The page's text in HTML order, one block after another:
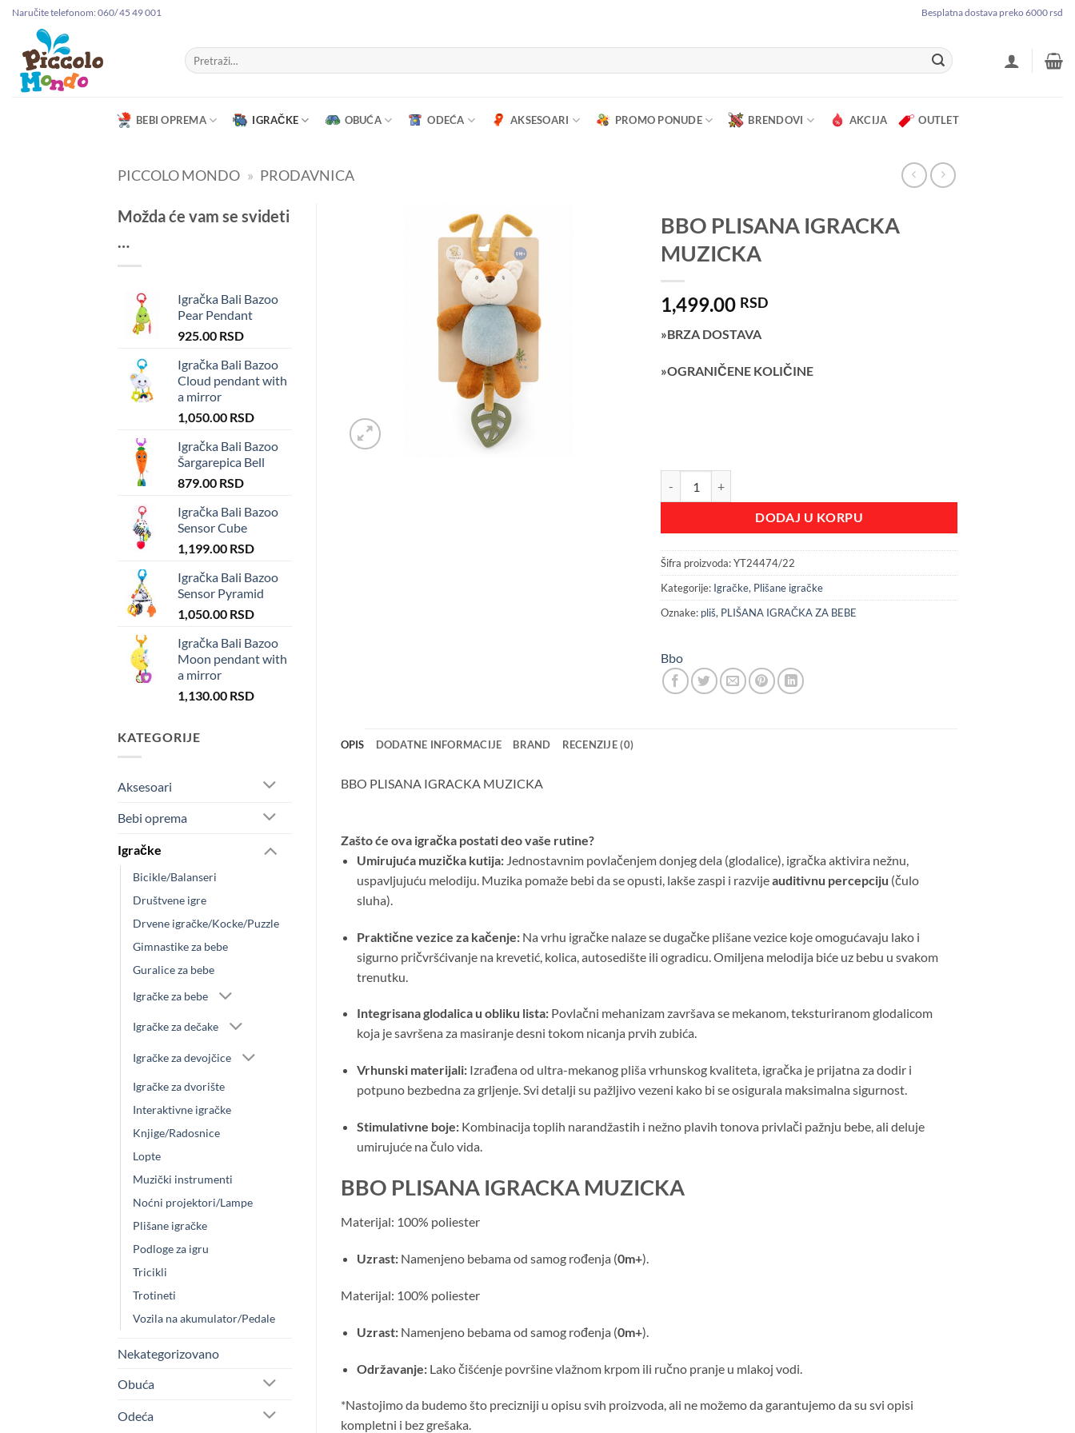
Preskoči
sadržaj
Naručite telefonom: 060/ 45 49 001 Besplatna dostava preko 6000 rsd
Pretraga
za:
BEBI OPREMA IGRAČKE OBUĆA ODEĆA AKSESOARI PROMO PONUDE BRENDOVI AKCIJA OUTLET
PICCOLO MONDO » PRODAVNICA
Možda će vam se svideti
…
Igračka Bali Bazoo
Pear Pendant
925.00 RSD
Igračka Bali Bazoo
Cloud pendant with
a mirror
1,050.00 RSD
Igračka Bali Bazoo
Šargarepica Bell
879.00 RSD
Igračka Bali Bazoo
Sensor Cube
1,199.00 RSD
Igračka Bali Bazoo
Sensor Pyramid
1,050.00 RSD
Igračka Bali Bazoo
Moon pendant with
a mirror
1,130.00 RSD
KATEGORIJE
Aksesoari
Bebi oprema
Igračke
Bicikle/Balanseri
Društvene igre
Drvene igračke/Kocke/Puzzle
Gimnastike za bebe
Guralice za bebe
Igračke za bebe
Igračke za dečake
Igračke za devojčice
Igračke za dvorište
Interaktivne igračke
Knjige/Radosnice
Lopte
Muzički instrumenti
Noćni projektori/Lampe
Plišane igračke
Podloge za igru
Tricikli
Trotineti
Vozila na akumulator/Pedale
Nekategorizovano
Obuća
Odeća
BBO PLISANA IGRACKA
MUZICKA
1,499.00 RSD
»BRZA DOSTAVA
»OGRANIČENE KOLIČINE
DODAJ U KORPU
Šifra proizvoda:YT24474/22
Kategorije: Igračke, Plišane igračke
Oznake: pliš, PLIŠANA IGRAČKA ZA BEBE
Bbo
OPIS DODATNE INFORMACIJE BRAND RECENZIJE (0)
BBO PLISANA IGRACKA MUZICKA
Zašto će ova igračka postati deo vaše rutine?
Umirujuća muzička kutija: Jednostavnim povlačenjem donjeg dela (glodalice), igračka aktivira nežnu,
uspavljujuću melodiju. Muzika pomaže bebi da se opusti, lakše zaspi i razvijeauditivnu percepciju (čulo
sluha).
Praktične vezice za kačenje: Na vrhu igračke nalaze se dugačke plišane vezice koje omogućavaju lako i
sigurno pričvršćivanje na krevetić, kolica, autosedište ili ogradicu. Omiljena melodija biće uz bebu u svakom
trenutku.
Integrisana glodalica u obliku lista: Povlačni mehanizam završava se mekanom, teksturiranom glodalicom
koja je savršena za masiranje desni tokom nicanja prvih zubića.
Vrhunski materijali: Izrađena od ultra-mekanog pliša vrhunskog kvaliteta, igračka je prijatna za dodir i
potpuno bezbedna za grljenje. Svi detalji su pažljivo vezeni kako bi se osigurala maksimalna sigurnost.
Stimulativne boje: Kombinacija toplih narandžastih i nežno plavih tonova privlači pažnju bebe, ali deluje
umirujuće na čulo vida.
BBO PLISANA IGRACKA MUZICKA
Materijal: 100% poliester
Uzrast: Namenjeno bebama od samog rođenja (0m+).
Materijal: 100% poliester
Uzrast: Namenjeno bebama od samog rođenja (0m+).
Održavanje: Lako čišćenje površine vlažnom krpom ili ručno pranje u mlakoj vodi.
*Nastojimo da budemo što precizniji u opisu svih proizvoda, ali ne možemo da garantujemo da su svi opisi
kompletni i bez grešaka.